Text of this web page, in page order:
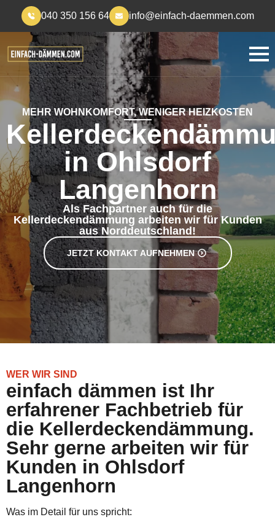
040 350 156 64 info@einfach-daemmen.com
MEHR WOHNKOMFORT, WENIGER HEIZKOSTEN
in Ohlsdorf
Langenhorn
Als Fachpartner auch für die
Kellerdeckendämmung arbeiten wir für Kunden
aus Norddeutschland!
JETZT KONTAKT AUFNEHMEN
WER WIR SIND
einfach dämmen ist Ihr
erfahrener Fachbetrieb für
die Kellerdeckendämmung.
Sehr gerne arbeiten wir für
Kunden in Ohlsdorf
Langenhorn
Was im Detail für uns spricht: